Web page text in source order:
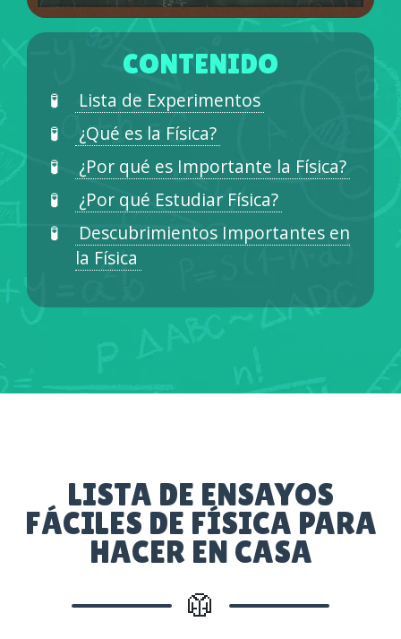
CONTENIDO
Lista de Experimentos
¿Qué es la Física?
¿Por qué es Importante la Física?
¿Por qué Estudiar Física?
Descubrimientos Importantes en
la Física
LISTA DE ENSAYOS
FÁCILES DE FÍSICA PARA
HACER EN CASA
🥼